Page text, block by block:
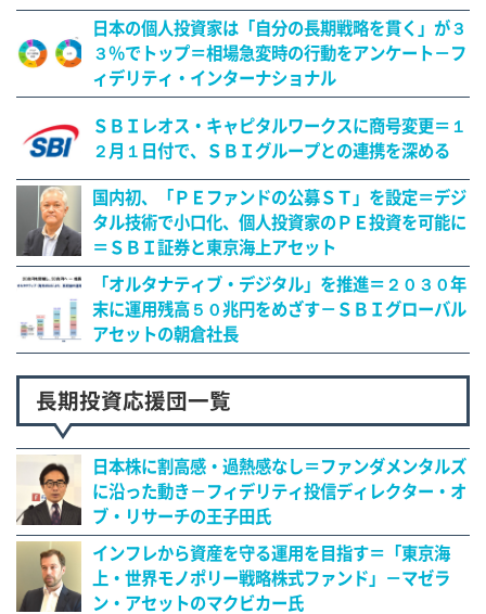
日本の個人投資家は「自分の長期戦略を貫く」が３
３％でトップ＝相場急変時の行動をアンケート－フ
ィデリティ・インターナショナル
ＳＢＩレオス・キャピタルワークスに商号変更＝１
２月１日付で、ＳＢＩグループとの連携を深める
国内初、「ＰＥファンドの公募ＳＴ」を設定＝デジ
タル技術で小口化、個人投資家のＰＥ投資を可能に
＝ＳＢＩ証券と東京海上アセット
「オルタナティブ・デジタル」を推進＝２０３０年
末に運用残高５０兆円をめざす－ＳＢＩグローバル
アセットの朝倉社長
長期投資応援団一覧
日本株に割高感・過熱感なし＝ファンダメンタルズ
に沿った動き－フィデリティ投信ディレクター・オ
ブ・リサーチの王子田氏
インフレから資産を守る運用を目指す＝「東京海
上・世界モノポリー戦略株式ファンド」－マゼラ
ン・アセットのマクビカー氏